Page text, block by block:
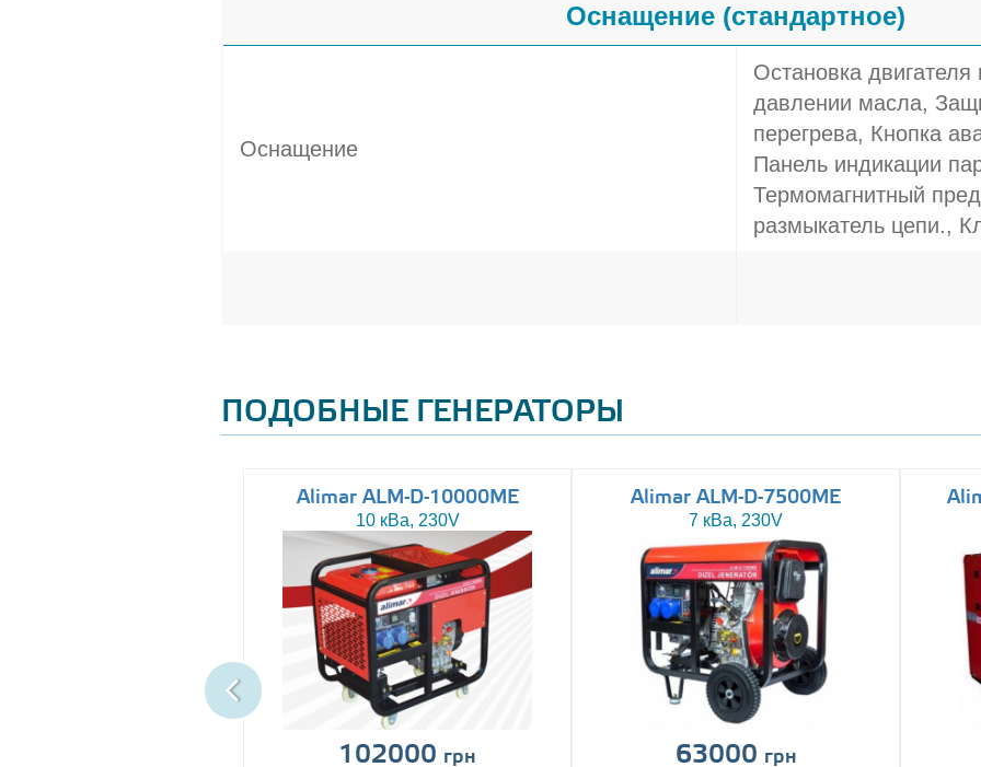
Оснащение (стандартное)
Оснащение
Остановка
давлении масла,
перегрева, Кнопка
Панель индикации
Термомагнитный
размыкатель цепи.,
ПОДОБНЫЕ ГЕНЕРАТОРЫ
Alimar ALM-D-10000ME
10 кВа, 230V
102000 грн
Alimar ALM-D-7500ME
7 кВа, 230V
63000 грн